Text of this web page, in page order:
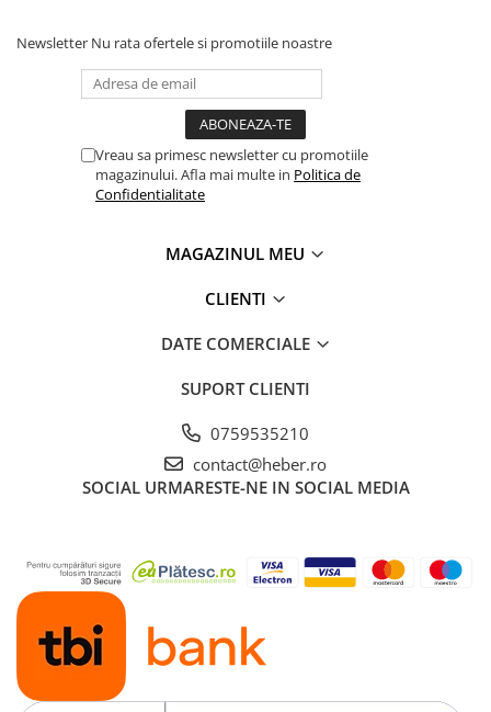
Newsletter Nu rata ofertele si promotiile noastre
Vreau sa primesc newsletter cu promotiile
magazinului. Afla mai multe in Politica de
Confidentialitate
MAGAZINUL MEU
CLIENTI
DATE COMERCIALE
SUPORT CLIENTI
0759535210
contact@heber.ro
SOCIAL URMARESTE-NE IN SOCIAL MEDIA